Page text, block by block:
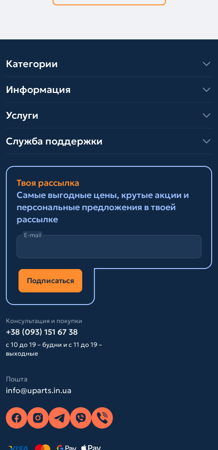
Категории
Информация
Услуги
Служба поддержки
Твоя рассылка
Самые выгодные цены, крутые акции и
персональные предложения в твоей
рассылке
E-mail
Подписаться
Консультация и покупки
+38 (093) 151 67 38
с 10 до 19 – будни и с 11 до 19 –
выходные
Пошта
info@uparts.in.ua